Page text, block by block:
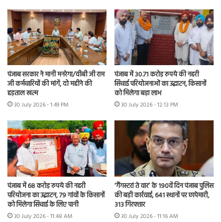
पंजाब सरकार ने मानी मनरेगा/वीबी जी राम
जी कर्मचारियों की मांगें, दो महीने की
हड़ताल खत्म
30 July 2026 - 1:49 PM
पंजाब में 30.71 करोड़ रुपये की नहरी
सिंचाई परियोजनाओं का उद्घाटन, किसानों
को मिलेगा बड़ा लाभ
30 July 2026 - 12:13 PM
पंजाब में 68 करोड़ रुपये की नहरी
परियोजना का उद्घाटन, 79 गांवों के किसानों
को मिलेगा सिंचाई के लिए पानी
30 July 2026 - 11:48 AM
‘गैंगस्टरां ते वार’ के 190वें दिन पंजाब पुलिस
की बड़ी कार्रवाई, 641 स्थानों पर छापेमारी,
313 गिरफ्तार
30 July 2026 - 11:16 AM